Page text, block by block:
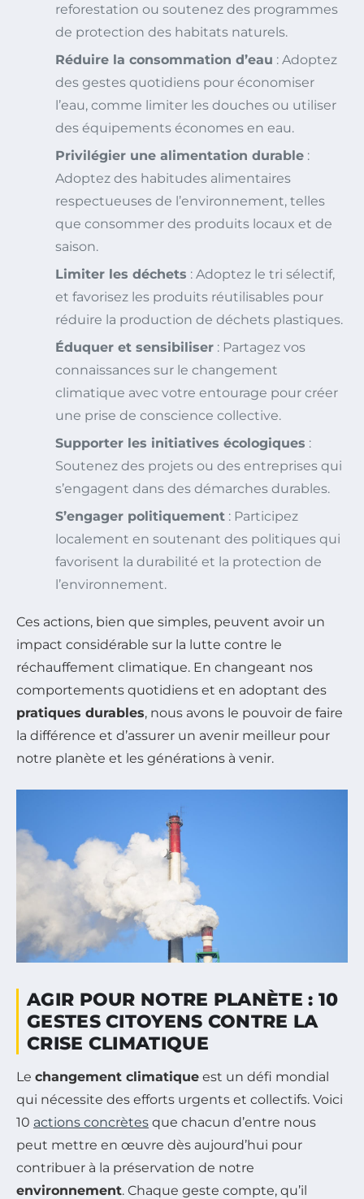
reforestation ou soutenez des programmes
de protection des habitats naturels.
Réduire la consommation d’eau : Adoptez
des gestes quotidiens pour économiser
l’eau, comme limiter les douches ou utiliser
des équipements économes en eau.
Privilégier une alimentation durable :
Adoptez des habitudes alimentaires
respectueuses de l’environnement, telles
que consommer des produits locaux et de
saison.
Limiter les déchets : Adoptez le tri sélectif,
et favorisez les produits réutilisables pour
réduire la production de déchets plastiques.
Éduquer et sensibiliser : Partagez vos
connaissances sur le changement
climatique avec votre entourage pour créer
une prise de conscience collective.
Supporter les initiatives écologiques :
Soutenez des projets ou des entreprises qui
s’engagent dans des démarches durables.
S’engager politiquement : Participez
localement en soutenant des politiques qui
favorisent la durabilité et la protection de
l’environnement.
Ces actions, bien que simples, peuvent avoir un
impact considérable sur la lutte contre le
réchauffement climatique. En changeant nos
comportements quotidiens et en adoptant des
pratiques durables, nous avons le pouvoir de faire
la différence et d’assurer un avenir meilleur pour
notre planète et les générations à venir.
AGIR POUR NOTRE PLANÈTE : 10
GESTES CITOYENS CONTRE LA
CRISE CLIMATIQUE
Le changement climatique est un défi mondial
qui nécessite des efforts urgents et collectifs. Voici
10 actions concrètes que chacun d’entre nous
peut mettre en œuvre dès aujourd’hui pour
contribuer à la préservation de notre
environnement. Chaque geste compte, qu’il